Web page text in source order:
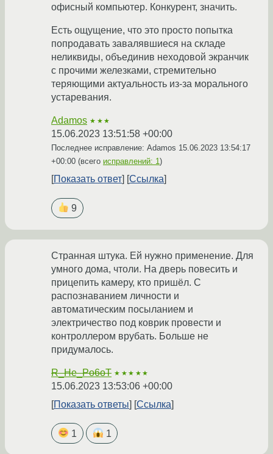
офисный компьютер. Конкурент, значить.
Есть ощущение, что это просто попытка
попродавать завалявшиеся на складе
неликвиды, объединив неходовой экранчик
с прочими железками, стремительно
теряющими актуальность из-за морального
устаревания.
Adamos ★★★
15.06.2023 13:51:58 +00:00
Последнее исправление: Adamos 15.06.2023 13:54:17
+00:00 (всего исправлений: 1)
Показать ответ Ссылка
9
Странная штука. Ей нужно применение. Для
умного дома, чтоли. На дверь повесить и
прицепить камеру, кто пришёл. С
распознаванием личности и
автоматическим посыланием и
электричество под коврик провести и
контроллером врубать. Больше не
придумалось.
R_He_Po6oT ★★★★★
15.06.2023 13:53:06 +00:00
Показать ответы
Ссылка
1 1